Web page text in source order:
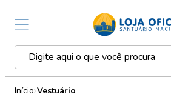
Início Vestuário